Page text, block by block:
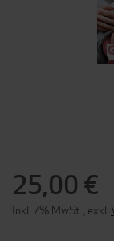
25,00 €
Inkl. 7% MwSt. exkl.